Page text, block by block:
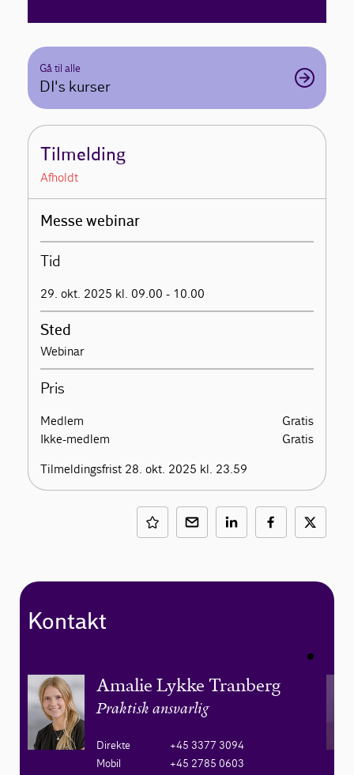
Gå til alle
DI's kurser
Tilmelding
Afholdt
Messe webinar
Tid
29. okt. 2025 kl. 09.00 - 10.00
Sted
Webinar
Pris
Medlem
Gratis
Ikke-medlem
Gratis
Tilmeldingsfrist 28. okt. 2025 kl. 23.59
Kontakt
Amalie Lykke Tranberg
Praktisk ansvarlig
Direkte
+45 3377 3094
Mobil
+45 2785 0603